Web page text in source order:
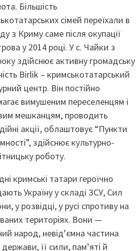
Більшість
сімей переїхали в
з Криму саме після окупації
у 2014 році. У с. Чайки з
здійснює активну громадську
Birlik – кримськотатарський
центр. Він постійно
вимушеним переселенцям і
мешканцям, проводить
акції, облаштовує “Пункти
здійснює культурно-
роботу.
кримські татари героїчно
Україну у складі ЗСУ, Сил
у розвідці, у русі спротиву на
територіях. Вони —
народ, невід’ємна частина
її сили, пам’яті й